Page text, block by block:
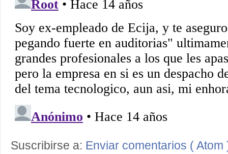
Suscribirse a: Enviar comentarios ( Atom